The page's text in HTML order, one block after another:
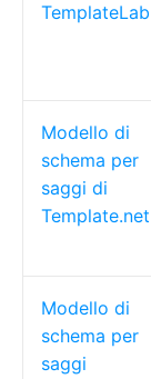
TemplateLab
Modello di
schema per
saggi di
Template.net
Modello di
schema per
saggi